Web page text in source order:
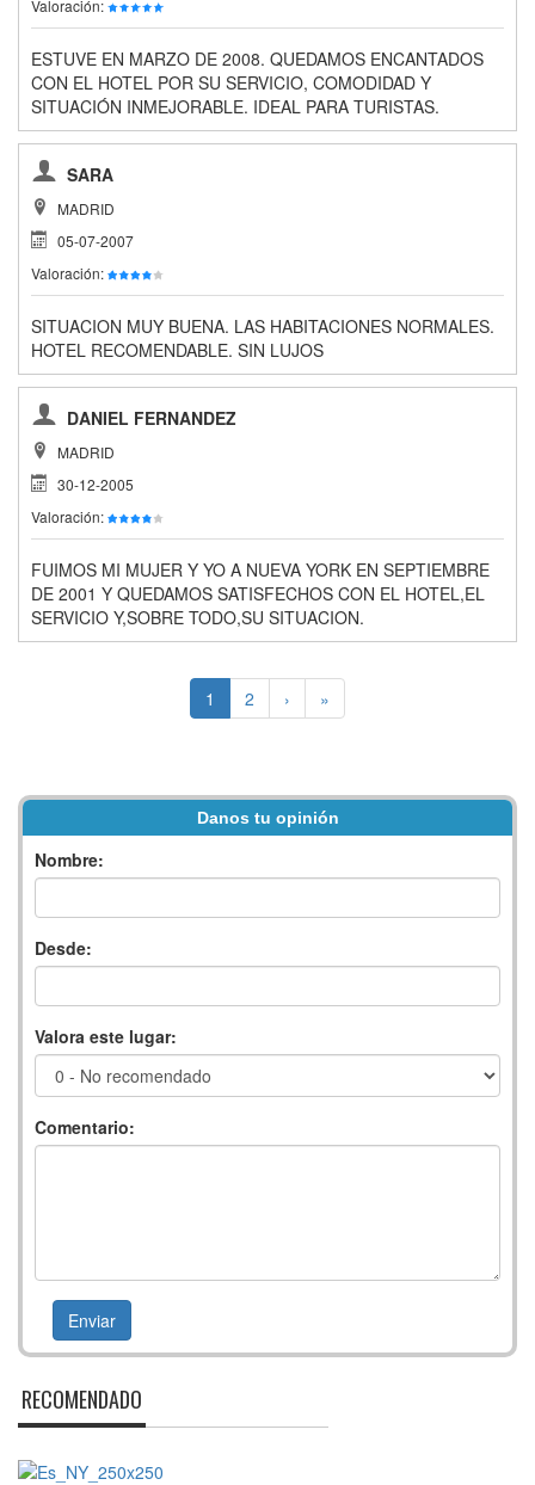
Valoración:
ESTUVE EN MARZO DE 2008. QUEDAMOS ENCANTADOS
CON EL HOTEL POR SU SERVICIO, COMODIDAD Y
SITUACIÓN INMEJORABLE. IDEAL PARA TURISTAS.
SARA
MADRID
05-07-2007
Valoración:
SITUACION MUY BUENA. LAS HABITACIONES NORMALES.
HOTEL RECOMENDABLE. SIN LUJOS
DANIEL FERNANDEZ
MADRID
30-12-2005
Valoración:
FUIMOS MI MUJER Y YO A NUEVA YORK EN SEPTIEMBRE
DE 2001 Y QUEDAMOS SATISFECHOS CON EL HOTEL,EL
SERVICIO Y,SOBRE TODO,SU SITUACION.
1 2 › »
Danos tu opinión
Nombre:
Desde:
Valora este lugar:
Comentario:
RECOMENDADO